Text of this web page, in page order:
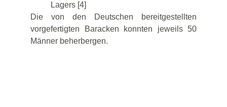
Lagers [4]
Die von den Deutschen bereitgestellten
vorgefertigten Baracken konnten jeweils 50
Männer beherbergen.